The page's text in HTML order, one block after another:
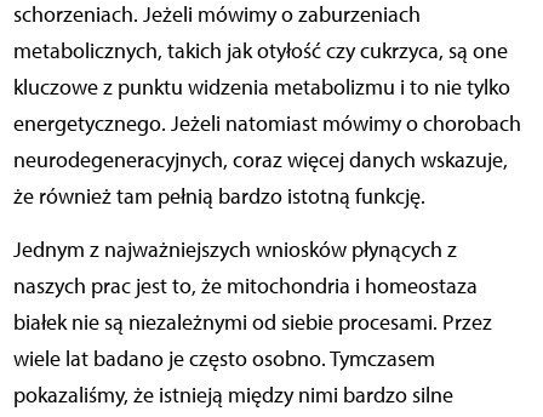
schorzeniach. Jeżeli mówimy o zaburzeniach
metabolicznych, takich jak otyłość czy cukrzyca, są one
kluczowe z punktu widzenia metabolizmu i to nie tylko
energetycznego. Jeżeli natomiast mówimy o chorobach
neurodegeneracyjnych, coraz więcej danych wskazuje,
że również tam pełnią bardzo istotną funkcję.
Jednym z najważniejszych wniosków płynących z
naszych prac jest to, że mitochondria i homeostaza
białek nie są niezależnymi od siebie procesami. Przez
wiele lat badano je często osobno. Tymczasem
pokazaliśmy, że istnieją między nimi bardzo silne